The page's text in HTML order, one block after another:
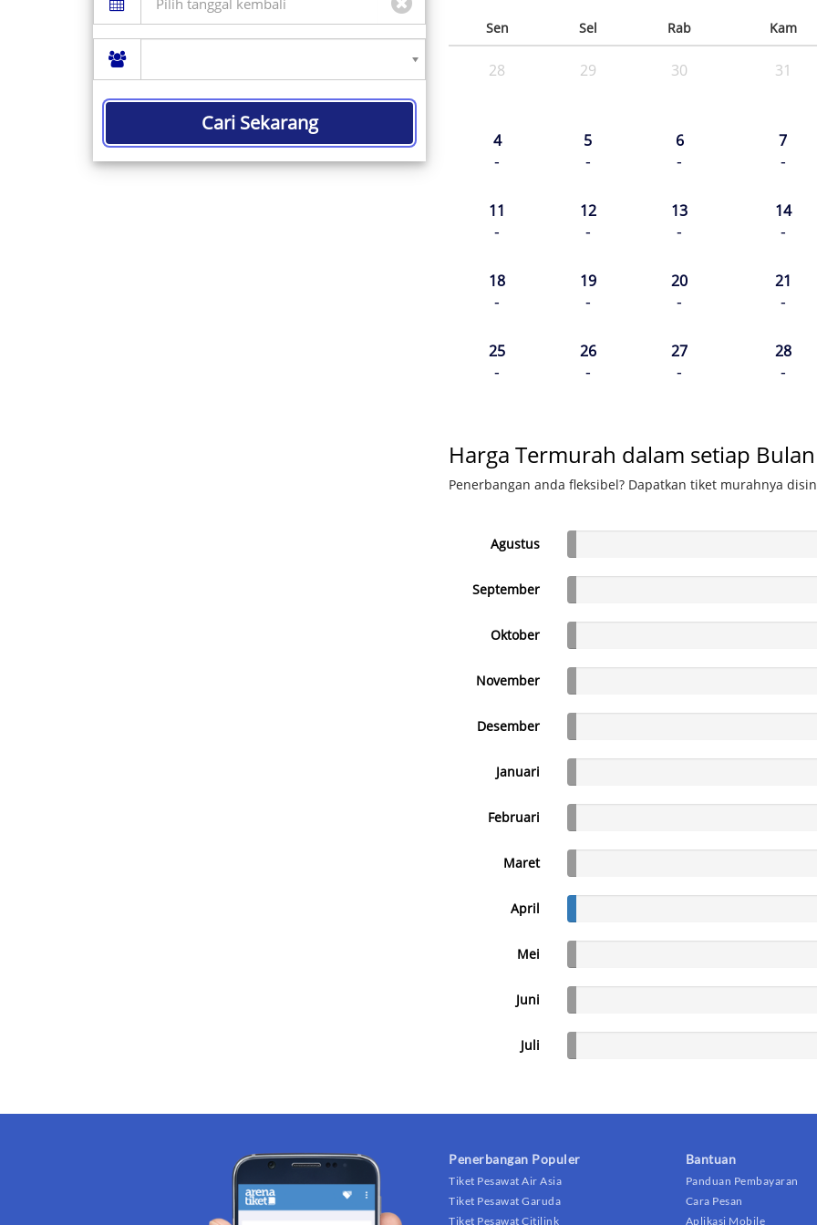
Cari Sekarang
Sen Sel Rab Kam
28 29 30 31
4
-
5
-
6
-
7
-
11
-
12
-
13
-
14
-
18
-
19
-
20
-
21
-
25
-
26
-
27
-
28
-
Harga Termurah dalam setiap Bulan
Penerbangan anda fleksibel? Dapatkan tiket murahnya
Agustus
September
Oktober
November
Desember
Januari
Februari
Maret
April
Mei
Juni
Juli
Penerbangan Populer
Tiket Pesawat Air Asia
Tiket Pesawat Garuda
Tiket Pesawat Citilink
Bantuan
Panduan Pembayaran
Cara Pesan
Aplikasi Mobile